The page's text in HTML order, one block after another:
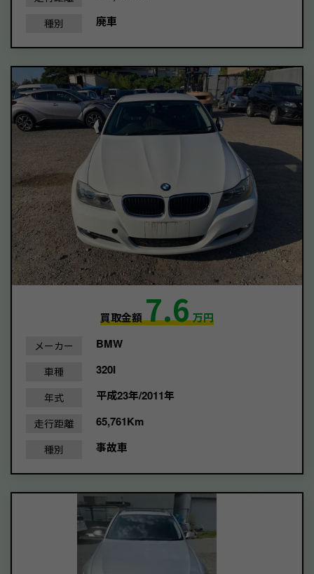
種別 廃車
買取金額7.6万円
メーカー BMW
車種 320I
年式 平成23年/2011年
走行距離 65,761Km
種別 事故車